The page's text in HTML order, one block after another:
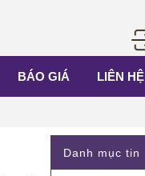
BÁO GIÁ LIÊN HỆ
Danh mục tin